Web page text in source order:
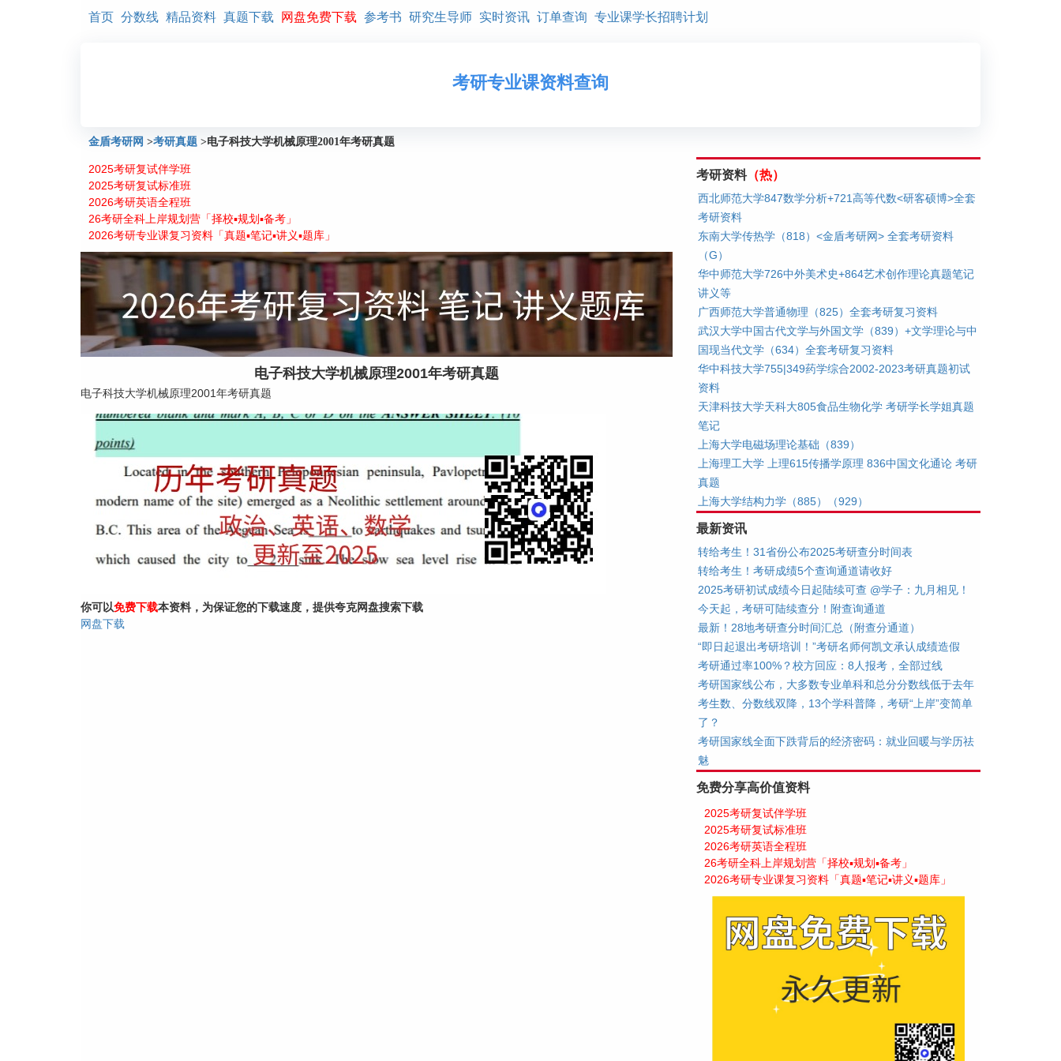
首页 分数线 精品资料 真题下载 网盘免费下载 参考书 研究生导师 实时资讯 订单查询 专业课学长招聘计划
考研专业课资料查询
金盾考研网 >考研真题 >电子科技大学机械原理2001年考研真题
2025考研复试伴学班
2025考研复试标准班
2026考研英语全程班
26考研全科上岸规划营「择校▪规划▪备考」
2026考研专业课复习资料「真题▪笔记▪讲义▪题库」
电子科技大学机械原理2001年考研真题
电子科技大学机械原理2001年考研真题
你可以免费下载本资料，为保证您的下载速度，提供夸克网盘搜索下载
网盘下载
考研资料（热）
西北师范大学847数学分析+721高等代数<研客硕博>全套
考研资料
东南大学传热学（818）<金盾考研网> 全套考研资料
（G）
华中师范大学726中外美术史+864艺术创作理论真题笔记
讲义等
广西师范大学普通物理（825）全套考研复习资料
武汉大学中国古代文学与外国文学（839）+文学理论与中
国现当代文学（634）全套考研复习资料
华中科技大学755|349药学综合2002-2023考研真题初试
资料
天津科技大学天科大805食品生物化学 考研学长学姐真题
笔记
上海大学电磁场理论基础（839）
上海理工大学 上理615传播学原理 836中国文化通论 考研
真题
上海大学结构力学（885）（929）
最新资讯
转给考生！31省份公布2025考研查分时间表
转给考生！考研成绩5个查询通道请收好
2025考研初试成绩今日起陆续可查 @学子：九月相见！
今天起，考研可陆续查分！附查询通道
最新！28地考研查分时间汇总（附查分通道）
“即日起退出考研培训！”考研名师何凯文承认成绩造假
考研通过率100%？校方回应：8人报考，全部过线
考研国家线公布，大多数专业单科和总分分数线低于去年
考生数、分数线双降，13个学科普降，考研“上岸”变简单
了？
考研国家线全面下跌背后的经济密码：就业回暖与学历祛
魅
免费分享高价值资料
2025考研复试伴学班
2025考研复试标准班
2026考研英语全程班
26考研全科上岸规划营「择校▪规划▪备考」
2026考研专业课复习资料「真题▪笔记▪讲义▪题库」